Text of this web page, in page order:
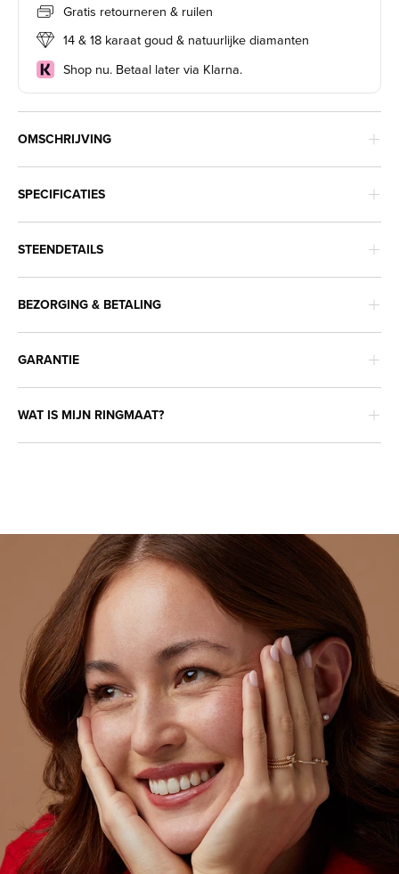
Gratis retourneren & ruilen
14 & 18 karaat goud & natuurlijke diamanten
Shop nu. Betaal later via Klarna.
OMSCHRIJVING
SPECIFICATIES
STEENDETAILS
BEZORGING & BETALING
GARANTIE
WAT IS MIJN RINGMAAT?